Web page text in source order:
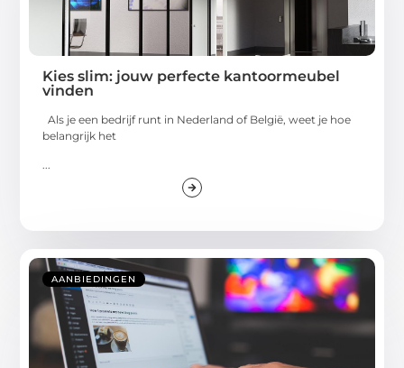
Kies slim: jouw perfecte kantoormeubel
vinden
Als je een bedrijf runt in Nederland of België, weet je hoe
belangrijk het
...
AANBIEDINGEN